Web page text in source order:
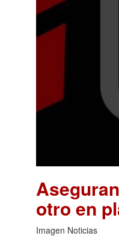
otro en
Imagen Noticias